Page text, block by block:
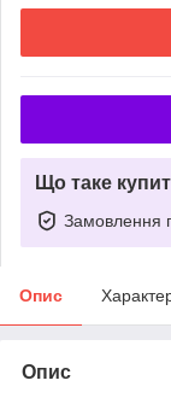
Що таке
Замовлення
Опис
Опис